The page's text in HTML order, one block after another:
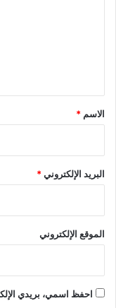
*
الاسم *
البريد الإلكتروني*
الموقع الإلكتروني
احفظ اسمي، بريدي